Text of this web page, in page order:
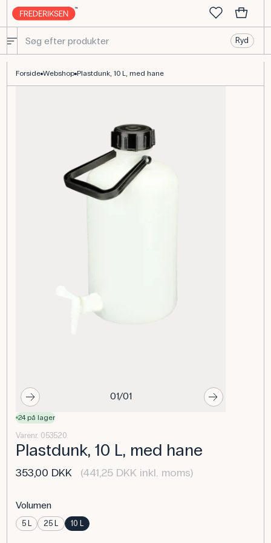
Ryd
Forside Webshop Plastdunk, 10 L, med hane
01/01
24 på lager
Varenr. 053520
Plastdunk, 10 L, med hane
353,00 DKK (441,25 DKK inkl. moms)
Volumen
5 L 25 L 10 L